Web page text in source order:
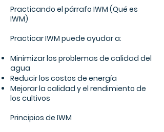
Practicando el párrafo IWM (Qué es
IWM)
Practicar IWM puede ayudar a:
Minimizar los problemas de calidad del
agua
Reducir los costos de energía
Mejorar la calidad y el rendimiento de
los cultivos
Principios de IWM